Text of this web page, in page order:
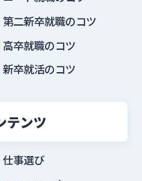
第二新卒就職のコツ
高卒就職のコツ
新卒就活のコツ
テンツ
仕事選び